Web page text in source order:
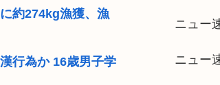
【画像あり】このままだとヌード写真晒さ
いまさらps5買ってもいいかな？
約274kg漁獲、漁
行為か 16歳男子学
ニュー
ニュー